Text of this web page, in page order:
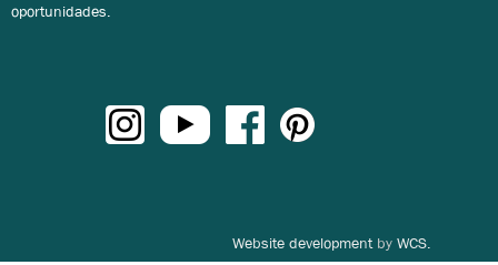
oportunidades.
Website developmentby WCS.